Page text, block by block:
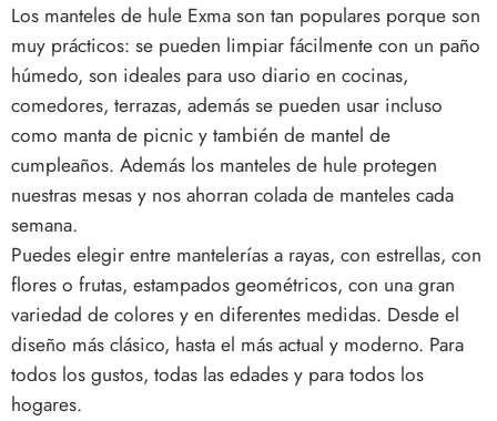
Los manteles de hule Exma son tan populares porque son
muy prácticos: se pueden limpiar fácilmente con un paño
húmedo, son ideales para uso diario en cocinas,
comedores, terrazas, además se pueden usar incluso
como manta de picnic y también de mantel de
cumpleaños. Además los manteles de hule protegen
nuestras mesas y nos ahorran colada de manteles cada
semana.
Puedes elegir entre mantelerías a rayas, con estrellas, con
flores o frutas, estampados geométricos, con una gran
variedad de colores y en diferentes medidas. Desde el
diseño más clásico, hasta el más actual y moderno. Para
todos los gustos, todas las edades y para todos los
hogares.